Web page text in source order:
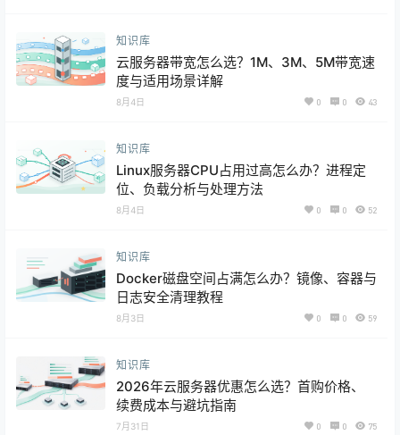
知识库
云服务器带宽怎么选？1M、3M、5M带宽速
度与适用场景详解
8月4日 0 0 43
知识库
Linux服务器CPU占用过高怎么办？进程定
位、负载分析与处理方法
8月4日 0 0 52
知识库
Docker磁盘空间占满怎么办？镜像、容器与
日志安全清理教程
8月3日 0 0 59
知识库
2026年云服务器优惠怎么选？首购价格、
续费成本与避坑指南
7月31日 0 0 75